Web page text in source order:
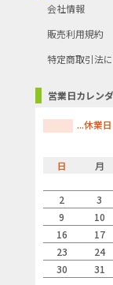
会社情報
販売利用規約
特定商取引法
営業日カレン
...休業日
日
月
2
3
9
10
16
17
23
24
30
31